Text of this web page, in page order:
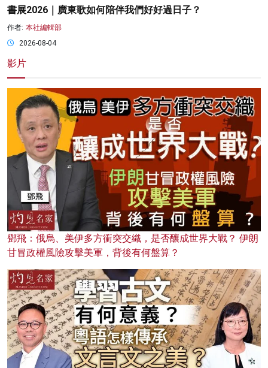
書展2026｜廣東歌如何陪伴我們好好過日子？
作者: 本社編輯部
2026-08-04
影片
鄧飛：俄烏、美伊多方衝突交織，是否釀成世界大戰？ 伊朗
甘冒政權風險攻擊美軍，背後有何盤算？